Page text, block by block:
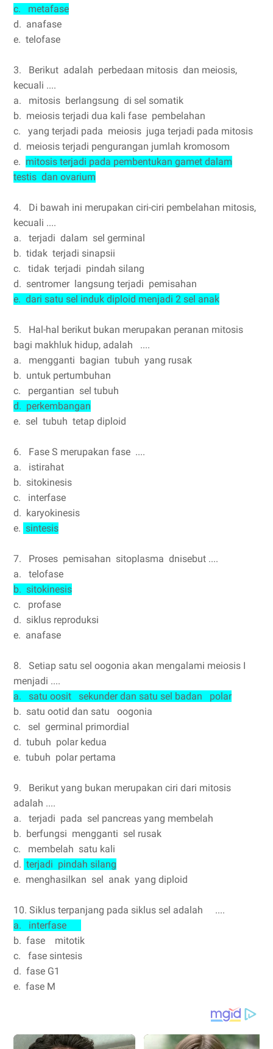
c. metafase
d. anafase
e. telofase
3. Berikut adalah perbedaan mitosis dan meiosis,
kecuali ....
a. mitosis berlangsung di sel somatik
b. meiosis terjadi dua kali fase pembelahan
c. yang terjadi pada meiosis juga terjadi pada mitosis
d. meiosis terjadi pengurangan jumlah kromosom
e. mitosis terjadi pada pembentukan gamet dalam
testis dan ovarium
4. Di bawah ini merupakan ciri-ciri pembelahan mitosis,
kecuali ....
a. terjadi dalam sel germinal
b. tidak terjadi sinapsii
c. tidak terjadi pindah silang
d. sentromer langsung terjadi pemisahan
e. dari satu sel induk diploid menjadi 2 sel anak
5. Hal-hal berikut bukan merupakan peranan mitosis
bagi makhluk hidup, adalah ....
a. mengganti bagian tubuh yang rusak
b. untuk pertumbuhan
c. pergantian sel tubuh
d. perkembangan
e. sel tubuh tetap diploid
6. Fase S merupakan fase ....
a. istirahat
b. sitokinesis
c. interfase
d. karyokinesis
e. sintesis
7. Proses pemisahan sitoplasma dnisebut ....
a. telofase
b. sitokinesis
c. profase
d. siklus reproduksi
e. anafase
8. Setiap satu sel oogonia akan mengalami meiosis I
menjadi ....
a. satu oosit sekunder dan satu sel badan polar
b. satu ootid dan satu oogonia
c. sel germinal primordial
d. tubuh polar kedua
e. tubuh polar pertama
9. Berikut yang bukan merupakan ciri dari mitosis
adalah ....
a. terjadi pada sel pancreas yang membelah
b. berfungsi mengganti sel rusak
c. membelah satu kali
d. terjadi pindah silang
e. menghasilkan sel anak yang diploid
10. Siklus terpanjang pada siklus sel adalah ....
a. interfase
b. fase mitotik
c. fase sintesis
d. fase G1
e. fase M